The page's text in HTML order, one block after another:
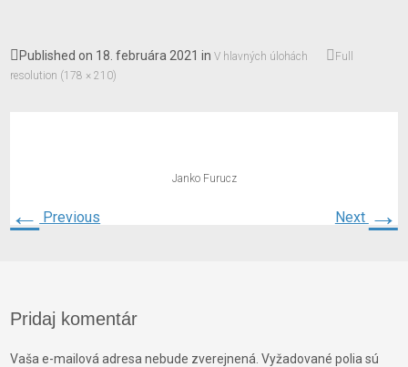
Published on 18. februára 2021 inV hlavných úlohách
Full
resolution (178 × 210)
← Previous Next →
Janko Furucz
Pridaj komentár
Vaša e-mailová adresa nebude zverejnená. Vyžadované polia sú